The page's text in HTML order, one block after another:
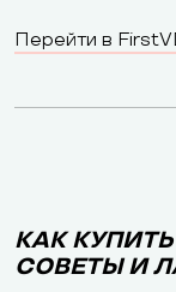
Перейти в
КАК
СОВЕТЫ И